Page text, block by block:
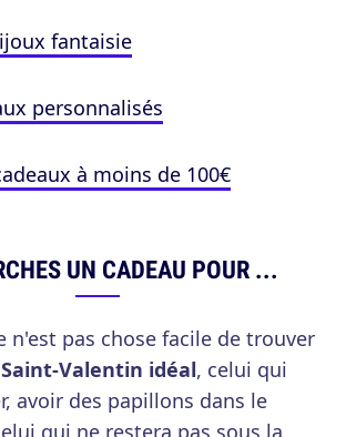
fantaisie
personnalisés
à moins de 100€
UN CADEAU POUR ...
n'est pas chose facile de trouver
Valentin idéal, celui qui
avoir des papillons dans le
qui ne restera pas sous la